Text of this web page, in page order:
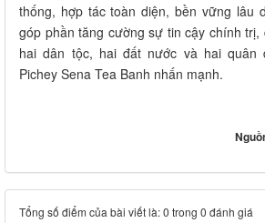
thống, hợp tác toàn diện, bền vững lâu
góp phần tăng cường sự tin cậy chính
hai dân tộc, hai đất nước và hai quân
Pichey Sena Tea Banh nhấn mạnh.
Tổng số điểm của bài viết là: 0 trong 0 đánh giá